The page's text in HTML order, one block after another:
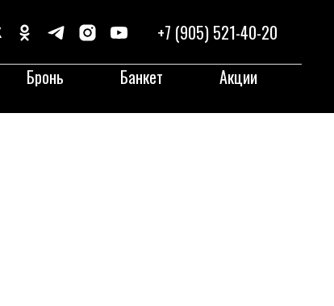
+7 (905) 521-40-20
Бронь Банкет
Акции